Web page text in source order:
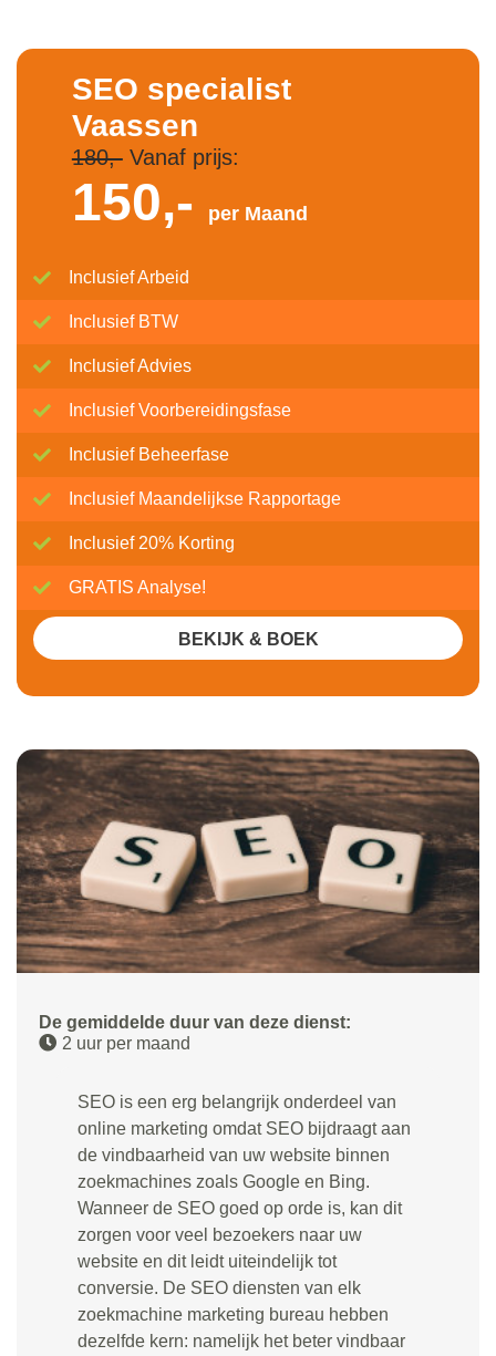
De gemiddelde duur van deze dienst:
2 uur per maand
SEO is een erg belangrijk onderdeel van
online marketing omdat SEO bijdraagt aan
de vindbaarheid van uw website binnen
zoekmachines zoals Google en Bing.
Wanneer de SEO goed op orde is, kan dit
zorgen voor veel bezoekers naar uw
website en dit leidt uiteindelijk tot
conversie. De SEO diensten van elk
zoekmachine marketing bureau hebben
dezelfde kern: namelijk het beter vindbaar
SEO specialist
Vaassen
180,-Vanaf prijs:
150,- per Maand
Inclusief Arbeid
Inclusief BTW
Inclusief Advies
Inclusief Voorbereidingsfase
Inclusief Beheerfase
Inclusief Maandelijkse Rapportage
Inclusief 20% Korting
GRATIS Analyse!
BEKIJK & BOEK